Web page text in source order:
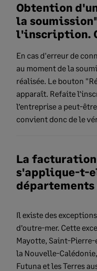
Obtention
la
l'inscription.
En cas d'erreur de
au moment de la
réalisée. Le bouton
apparaît. Refaite
l’entreprise a peut-
convient donc de le
La
s'applique-t-
départements
Il existe des
d’outre-mer. Cette
Mayotte, Saint-
la Nouvelle-
Futuna et les Terres